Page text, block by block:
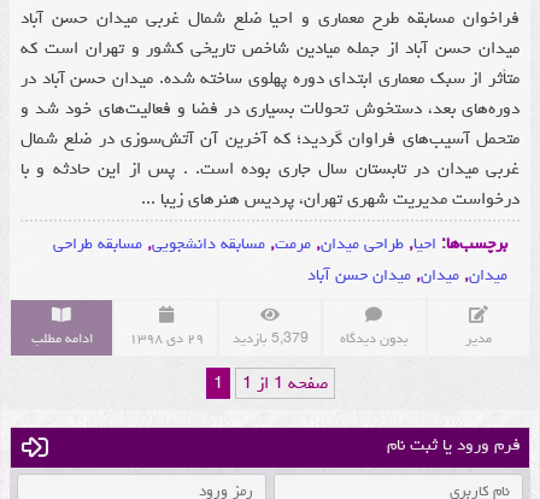
فراخوان مسابقه طرح معماری و احیا ضلع شمال غربی میدان حسن‌ آباد
میدان حسن آباد از جمله میادین شاخص تاریخی کشور و تهران است که
متأثر از سبک معماری ابتدای دوره پهلوی ساخته شده. میدان حسن آباد در
دوره‌‍‌های بعد، دستخوش تحولات بسیاری در فضا و فعالیت‌های خود شد و
متحمل آسیب‌های فراوان گردید؛ که آخرین آن آتش‌سوزی در ضلع شمال
غربی میدان در تابستان سال جاری بوده است. . پس از این حادثه و با
درخواست مدیریت شهری تهران، پردیس هنرهای زیبا ...
برچسب‌ها: احیا,طراحی میدان,مرمت,مسابقه دانشجویی,مسابقه طراحی
میدان,میدان,میدان حسن آباد
مدیر بدون دیدگاه 5,379 بازدید ۲۹ دی ۱۳۹۸ ادامه مطلب
صفحه 1 از 1
1
فرم ورود یا ثبت نام